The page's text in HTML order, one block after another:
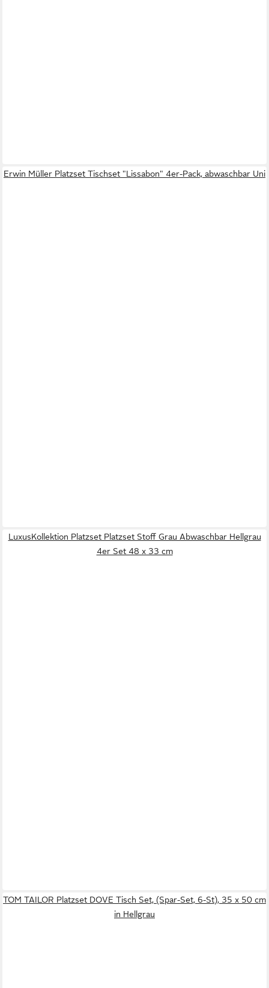
Erwin Müller Platzset Tischset "Lissabon" 4er-Pack, abwaschbar Uni
LuxusKollektion Platzset Platzset Stoff Grau Abwaschbar Hellgrau
4er Set 48 x 33 cm
TOM TAILOR Platzset DOVE Tisch Set, (Spar-Set, 6-St), 35 x 50 cm
in Hellgrau